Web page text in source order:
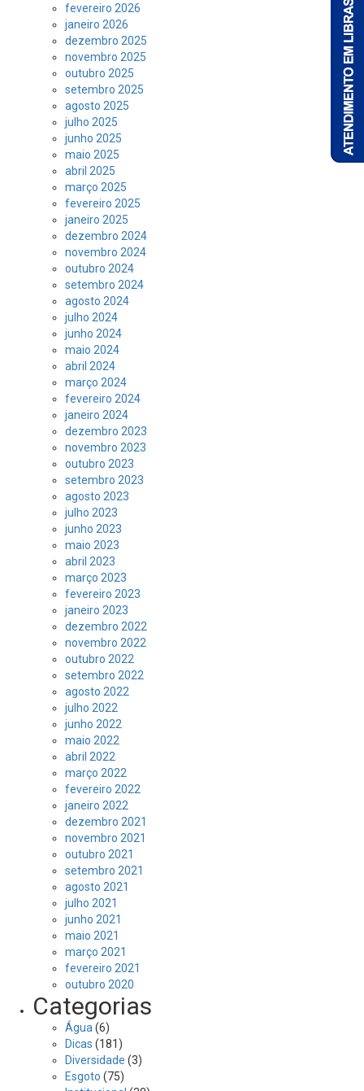
fevereiro 2026
janeiro 2026
dezembro 2025
novembro 2025
outubro 2025
setembro 2025
agosto 2025
julho 2025
junho 2025
maio 2025
abril 2025
março 2025
fevereiro 2025
janeiro 2025
dezembro 2024
novembro 2024
outubro 2024
setembro 2024
agosto 2024
julho 2024
junho 2024
maio 2024
abril 2024
março 2024
fevereiro 2024
janeiro 2024
dezembro 2023
novembro 2023
outubro 2023
setembro 2023
agosto 2023
julho 2023
junho 2023
maio 2023
abril 2023
março 2023
fevereiro 2023
janeiro 2023
dezembro 2022
novembro 2022
outubro 2022
setembro 2022
agosto 2022
julho 2022
junho 2022
maio 2022
abril 2022
março 2022
fevereiro 2022
janeiro 2022
dezembro 2021
novembro 2021
outubro 2021
setembro 2021
agosto 2021
julho 2021
junho 2021
maio 2021
março 2021
fevereiro 2021
outubro 2020
Categorias
Água (6)
Dicas (181)
Diversidade (3)
Esgoto (75)